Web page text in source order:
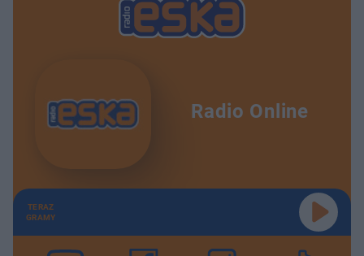
Radio Online
TERAZ
GRAMY